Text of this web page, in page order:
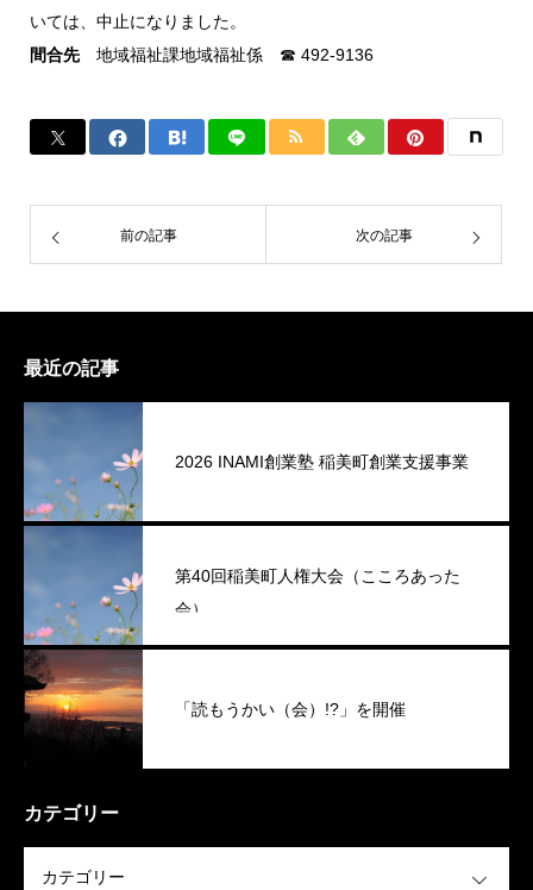
いては、中止になりました。
間合先地域福祉課地域福祉係 ☎ 492-9136
前の記事 次の記事
最近の記事
2026 INAMI創業塾 稲美町創業支援事業
第40回稲美町人権大会（こころあった
会）
「読もうかい（会）!?」を開催
カテゴリー